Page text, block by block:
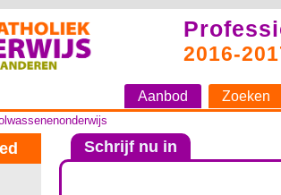
2016-
Aanbod Zoeken
Schrijf nu in